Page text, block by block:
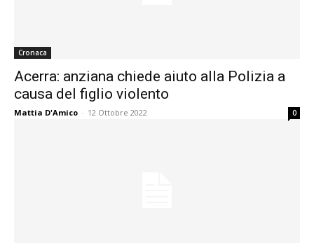
Cronaca
Acerra: anziana chiede aiuto alla Polizia a
causa del figlio violento
Mattia D'Amico - 12 Ottobre 2022 0